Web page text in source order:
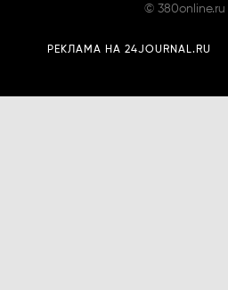
© 380online.ru
РЕКЛАМА НА 24JOURNAL.RU